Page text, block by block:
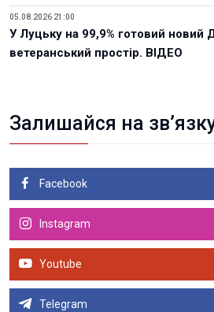
05.08.2026 21:00
У Луцьку на 99,9% готовий новий
ветеранський простір. ВІДЕО
Залишайся на
Facebook
Instagram
Youtube
Telegram